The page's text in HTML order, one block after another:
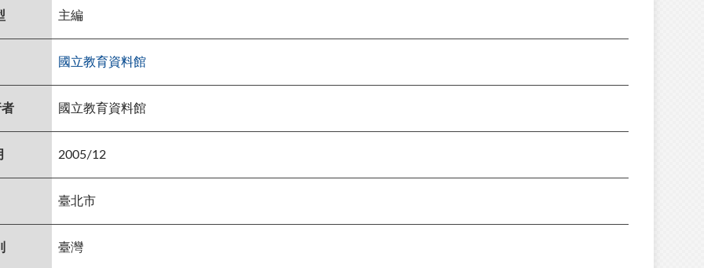
主編
國立教育資料館
國立教育資料館
2005/12
臺北市
臺灣